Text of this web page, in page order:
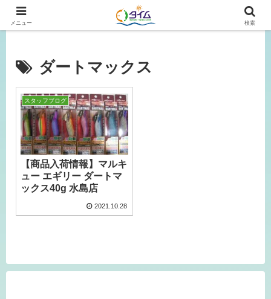
広島、岡山の釣り情報はタイムにおまかせ！
ダートマックス
スタッフブログ
【商品入荷情報】マルキ
ュー エギリー ダートマ
ックス40g 水島店
2021.10.28
メニュー 検索